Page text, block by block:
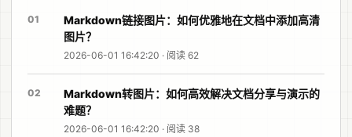
01
Markdown链接图片：如何优雅地在文档中添加高清
图片？
2026-06-01 16:42:20 · 阅读 62
02
Markdown转图片：如何高效解决文档分享与演示的
难题？
2026-06-01 16:42:20 · 阅读 38